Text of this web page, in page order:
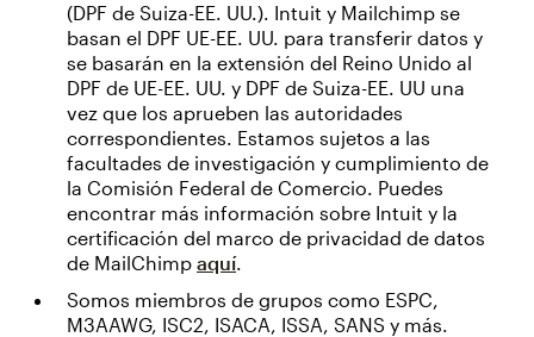
(DPF de Suiza-EE. UU.). Intuit y Mailchimp se
basan el DPF UE-EE. UU. para transferir datos y
se basarán en la extensión del Reino Unido al
DPF de UE-EE. UU. y DPF de Suiza-EE. UU una
vez que los aprueben las autoridades
correspondientes. Estamos sujetos a las
facultades de investigación y cumplimiento de
la Comisión Federal de Comercio. Puedes
encontrar más información sobre Intuit y la
certificación del marco de privacidad de datos
de MailChimp aquí.
Somos miembros de grupos como ESPC,
M3AAWG, ISC2, ISACA, ISSA, SANS y más.